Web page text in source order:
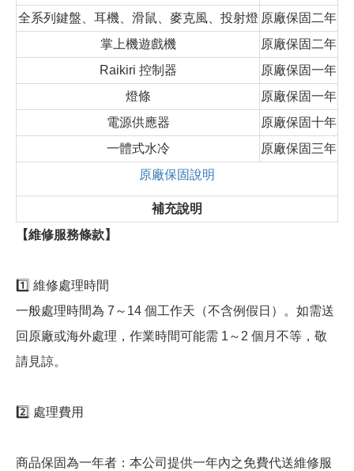
全系列鍵盤、耳機、滑鼠、麥克風、投射燈 原廠保固二年
掌上機遊戲機
原廠保固二年
Raikiri 控制器
原廠保固一年
燈條
原廠保固一年
電源供應器
原廠保固十年
一體式水冷
原廠保固三年
原廠保固說明
補充說明
【維修服務條款】
1️⃣ 維修處理時間
一般處理時間為 7～14 個工作天（不含例假日）。如需送
回原廠或海外處理，作業時間可能需 1～2 個月不等，敬
請見諒。
2️⃣ 處理費用
商品保固為一年者：本公司提供一年內之免費代送維修服